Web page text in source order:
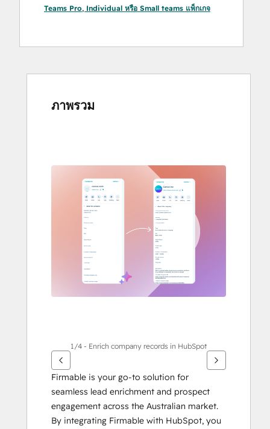
Teams Pro, Individual หรือ Small teams แพ็กเกจ
ภาพรวม
1/4 - Enrich company records in HubSpot
Firmable is your go-to solution for
seamless lead enrichment and prospect
engagement across the Australian market.
By integrating Firmable with HubSpot, you